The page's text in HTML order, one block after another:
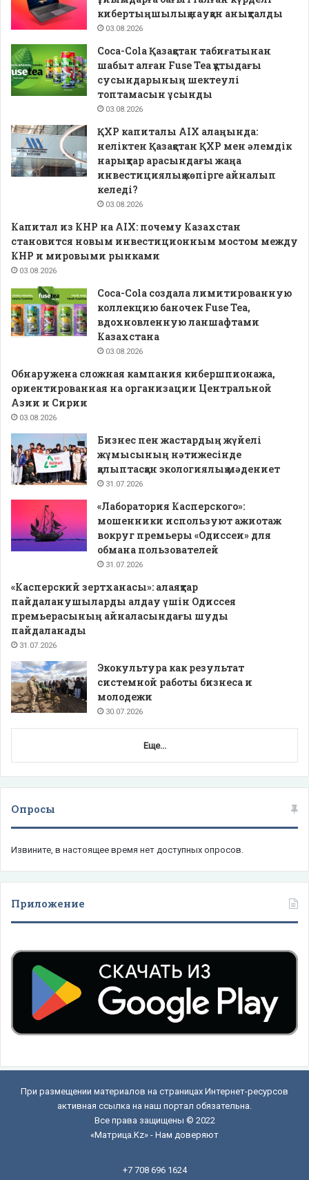
кибертыңшылық науқан анықталды
03.08.2026
Coca-Cola Қазақстан табиғатынан
шабыт алған Fuse Tea құтыдағы
сусындарының шектеулі
топтамасын ұсынды
03.08.2026
ҚХР капиталы AIX алаңында:
неліктен Қазақстан ҚХР мен әлемдік
нарықтар арасындағы жаңа
инвестициялық көпірге айналып
келеді?
03.08.2026
Капитал из КНР на AIX: почему Казахстан
становится новым инвестиционным мостом между
КНР и мировыми рынками
03.08.2026
Coca-Cola создала лимитированную
коллекцию баночек Fuse Tea,
вдохновленную ланшафтами
Казахстана
03.08.2026
Обнаружена сложная кампания кибершпионажа,
ориентированная на организации Центральной
Азии и Сирии
03.08.2026
Бизнес пен жастардың жүйелі
жұмысының нәтижесінде
қалыптасқан экологиялық мәдениет
31.07.2026
«Лаборатория Касперского»:
мошенники используют ажиотаж
вокруг премьеры «Одиссеи» для
обмана пользователей
31.07.2026
«Касперский зертханасы»: алаяқтар
пайдаланушыларды алдау үшін Одиссея
премьерасының айналасындағы шуды
пайдаланады
31.07.2026
Экокультура как результат
системной работы бизнеса и
молодежи
30.07.2026
Еще...
Опросы
Извините, в настоящее время нет доступных опросов.
Приложение
При размещении материалов на страницах Интернет-ресурсов
активная ссылка на наш портал обязательна.
Все права защищены © 2022
«Матрица.Kz» - Нам доверяют
+7 708 696 1624